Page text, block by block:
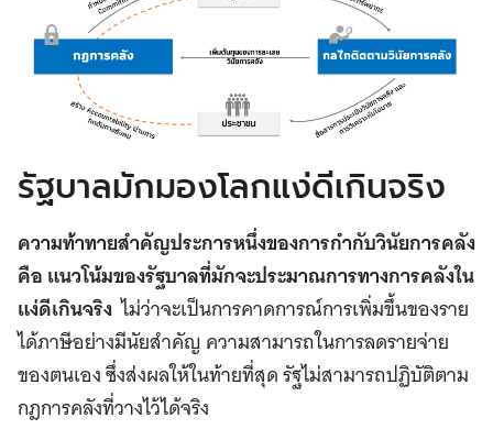
รัฐบาลมักมองโลกแง่ดีเกินจริง
ความท้าทายสำคัญประการหนึ่งของการกำกับวินัยการคลัง
คือ แนวโน้มของรัฐบาลที่มักจะประมาณการทางการคลังใน
แง่ดีเกินจริง ไม่ว่าจะเป็นการคาดการณ์การเพิ่มขึ้นของราย
ได้ภาษีอย่างมีนัยสำคัญ ความสามารถในการลดรายจ่าย
ของตนเอง ซึ่งส่งผลให้ในท้ายที่สุด รัฐไม่สามารถปฏิบัติตาม
กฎการคลังที่วางไว้ได้จริง